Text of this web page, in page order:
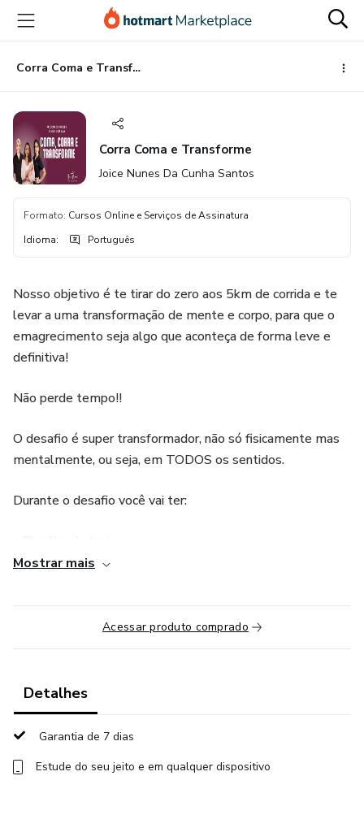
para
conteúdo
principal
para
pagamento
para
rodapé
Corra Coma e Transforme
Corra Coma e Transforme
Joice Nunes Da Cunha Santos
Formato: Cursos Online e Serviços de Assinatura
Idioma: Português
Nosso objetivo é te tirar do zero aos 5km de corrida e te
levar a uma transformação de mente e corpo, para que o
emagrecimento seja algo que aconteça de forma leve e
definitiva!
Não perde tempo!!
O desafio é super transformador, não só fisicamente mas
mentalmente, ou seja, em TODOS os sentidos.
Durante o desafio você vai ter:
- Planilha de treino de mobilidade
na corrida
- Ferramentas que irão destravar sua mente magra
Mostrar mais
Acessar produto comprado
Detalhes
Garantia de 7 dias
Estude do seu jeito e em qualquer dispositivo